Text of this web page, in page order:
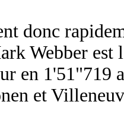
donc
Webber est
en 1'51"719
et